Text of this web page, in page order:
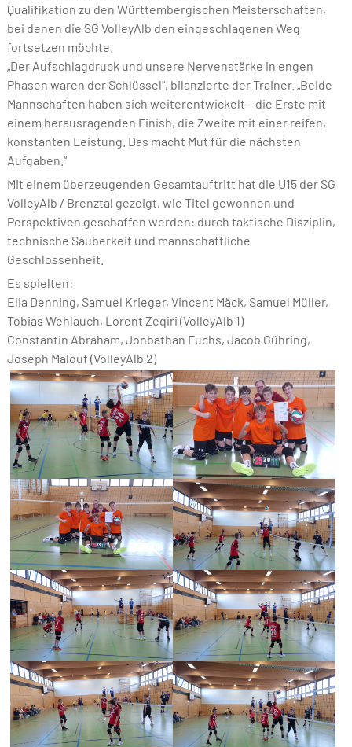
Qualifikation zu den Württembergischen Meisterschaften,
bei denen die SG VolleyAlb den eingeschlagenen Weg
fortsetzen möchte.
„Der Aufschlagdruck und unsere Nervenstärke in engen
Phasen waren der Schlüssel“, bilanzierte der Trainer. „Beide
Mannschaften haben sich weiterentwickelt – die Erste mit
einem herausragenden Finish, die Zweite mit einer reifen,
konstanten Leistung. Das macht Mut für die nächsten
Aufgaben.“
Mit einem überzeugenden Gesamtauftritt hat die U15 der SG
VolleyAlb / Brenztal gezeigt, wie Titel gewonnen und
Perspektiven geschaffen werden: durch taktische Disziplin,
technische Sauberkeit und mannschaftliche
Geschlossenheit.
Es spielten:
Elia Denning, Samuel Krieger, Vincent Mäck, Samuel Müller,
Tobias Wehlauch, Lorent Zeqiri (VolleyAlb 1)
Constantin Abraham, Jonbathan Fuchs, Jacob Gühring,
Joseph Malouf (VolleyAlb 2)